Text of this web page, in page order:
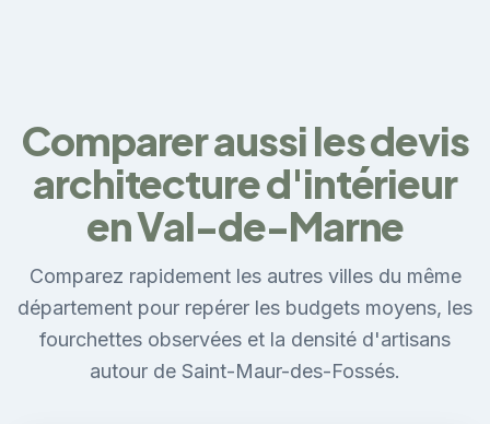
Comparer aussi les devis
architecture d'intérieur
en Val-de-Marne
Comparez rapidement les autres villes du même
département pour repérer les budgets moyens, les
fourchettes observées et la densité d'artisans
autour de Saint-Maur-des-Fossés.